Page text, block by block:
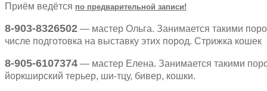
Приём ведётся по предварительной записи!
8-903-8326502 — мастер Ольга. Занимается такими
числе подготовка на выставку этих пород. Стрижка кошек
8-905-6107374 — мастер Елена. Занимается такими
йоркширский терьер, ши-тцу, бивер, кошки.